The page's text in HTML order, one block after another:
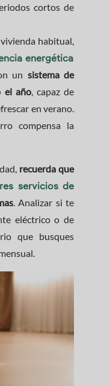
cortos de
habitual,
energética
un sistema de
el año, capaz de
en verano.
compensa la
recuerda que
servicios de
. Analizar si te
eléctrico o de
que busques